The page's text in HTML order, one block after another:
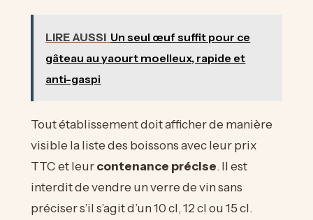
LIRE AUSSI Un seul œuf suffit pour ce
gâteau au yaourt moelleux, rapide et
anti-gaspi
Tout établissement doit afficher de manière
visible la liste des boissons avec leur prix
TTC et leurcontenance précise. Il est
interdit de vendre un verre de vin sans
préciser s’il s’agit d’un 10 cl, 12 cl ou 15 cl.